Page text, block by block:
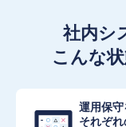
社内シ
こんな
運用保
それぞ